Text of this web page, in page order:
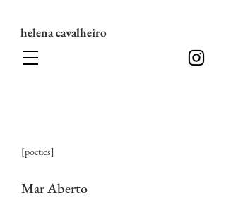
helena cavalheiro
[poetics]
Mar Aberto